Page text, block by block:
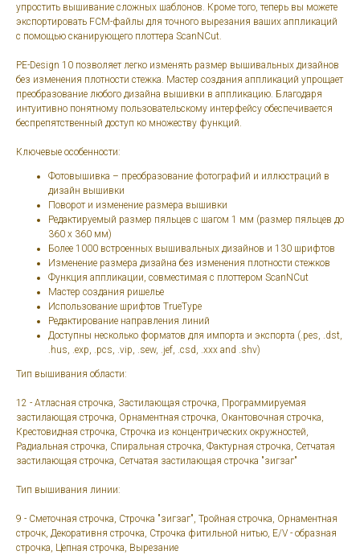
упростить вышивание сложных шаблонов. Кроме того, теперь вы можете
экспортировать FCM-файлы для точного вырезания ваших аппликаций
с помощью сканирующего плоттера ScanNCut.
PE-Design 10 позволяет легко изменять размер вышивальных дизайнов
без изменения плотности стежка. Мастер создания аппликаций упрощает
преобразование любого дизайна вышивки в аппликацию. Благодаря
интуитивно понятному пользовательскому интерфейсу обеспечивается
беспрепятственный доступ ко множеству функций.
Ключевые особенности:
Фотовышивка – преобразование фотографий и иллюстраций в
дизайн вышивки
Поворот и изменение размера вышивки
Редактируемый размер пяльцев с шагом 1 мм (размер пяльцев до
360 x 360 мм)
Более 1000 встроенных вышивальных дизайнов и 130 шрифтов
Изменение размера дизайна без изменения плотности стежков
Функция аппликации, совместимая с плоттером ScanNCut
Мастер создания ришелье
Использование шрифтов TrueType
Редактирование направления линий
Доступны несколько форматов для импорта и экспорта (.pes, .dst,
.hus, .exp, .pcs, .vip, .sew, .jef, .csd, .xxx and .shv)
Тип вышивания области:
12 - Атласная строчка, Застилающая строчка, Программируемая
застилающая строчка, Орнаментная строчка, Окантовочная строчка,
Крестовидная строчка, Строчка из концентрических окружностей,
Радиальная строчка, Спиральная строчка, Фактурная строчка, Сетчатая
застилающая строчка, Сетчатая застилающая строчка "зигзаг"
Тип вышивания линии:
9 - Сметочная строчка, Строчка "зигзаг", Тройная строчка, Орнаментная
строчк, Декоративня строчка, Строчка фитильной нитью, E/V - образная
строчка, Цепная строчка, Вырезание